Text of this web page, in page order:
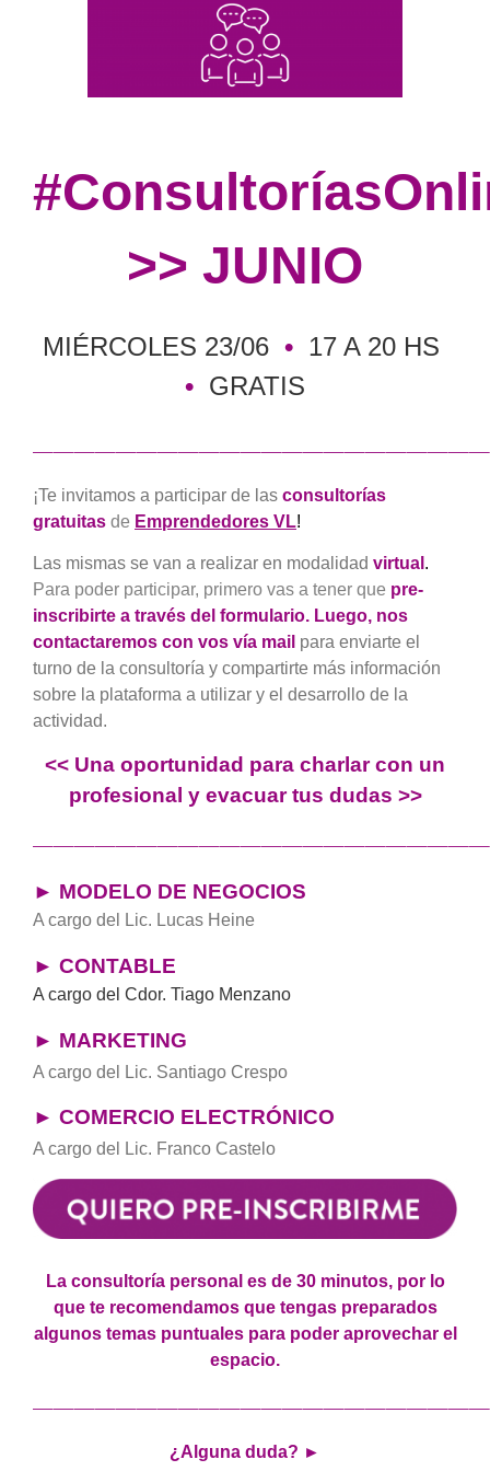
>> JUNIO
MIÉRCOLES 23/06 • 17 A 20 HS
• GRATIS
¡Te invitamos a participar de las consultorías
gratuitas de Emprendedores VL!
Las mismas se van a realizar en modalidad virtual .
Para poder participar, primero vas a tener que pre-
inscribirte a través del formulario. Luego, nos
contactaremos con vos vía mail para enviarte el
turno de la consultoría y compartirte más información
sobre la plataforma a utilizar y el desarrollo de la
actividad.
<< Una oportunidad para charlar con un
profesional y evacuar tus dudas >>
► MODELO DE NEGOCIOS
A cargo del Lic. Lucas Heine
► CONTABLE
A cargo del Cdor. Tiago Menzano
► MARKETING
A cargo del Lic. Santiago Crespo
► COMERCIO ELECTRÓNICO
A cargo del Lic. Franco Castelo
La consultoría personal es de 30 minutos, por lo
que te recomendamos que tengas preparados
algunos temas puntuales para poder aprovechar el
espacio.
¿Alguna duda? ►